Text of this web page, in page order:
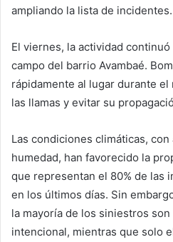
ampliando la lista de incidentes.
El viernes, la actividad
campo del barrio Avambaé.
rápidamente al lugar durante
las llamas y evitar su
Las condiciones climáticas,
humedad, han favorecido la
que representan el 80% de las
en los últimos días. Sin
la mayoría de los siniestros
intencional, mientras que solo